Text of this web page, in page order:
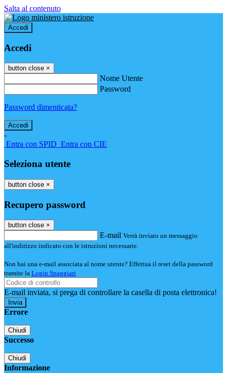
Salta al contenuto
Accedi
Accedi
button close ×
Nome Utente
Password
Password dimenticata?
-
Entra con SPID Entra con CIE
Seleziona utente
button close ×
Recupero password
button close ×
E-mail Verrà inviato un messaggio
all'indirizzo indicato con le istruzioni necessarie.
Non hai una e-mail associata al nome utente? Effettua il reset della password
tramite la Login Spaggiari
E-mail inviata, si prega di controllare la casella di posta elettronica!
Errore
Chiudi
Successo
Chiudi
Informazione